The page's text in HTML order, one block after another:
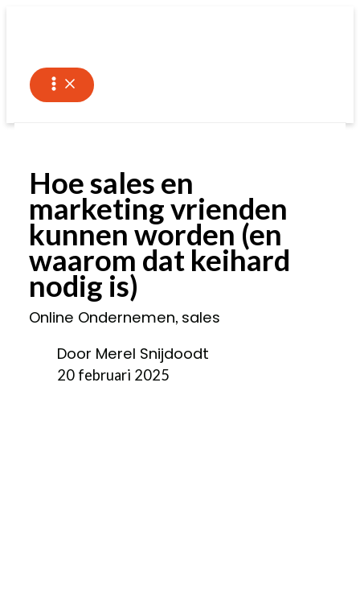
inhoud
Hoe sales en
marketing vrienden
kunnen worden (en
waarom dat keihard
nodig is)
Online Ondernemen, sales
Door Merel Snijdoodt
20 februari 2025